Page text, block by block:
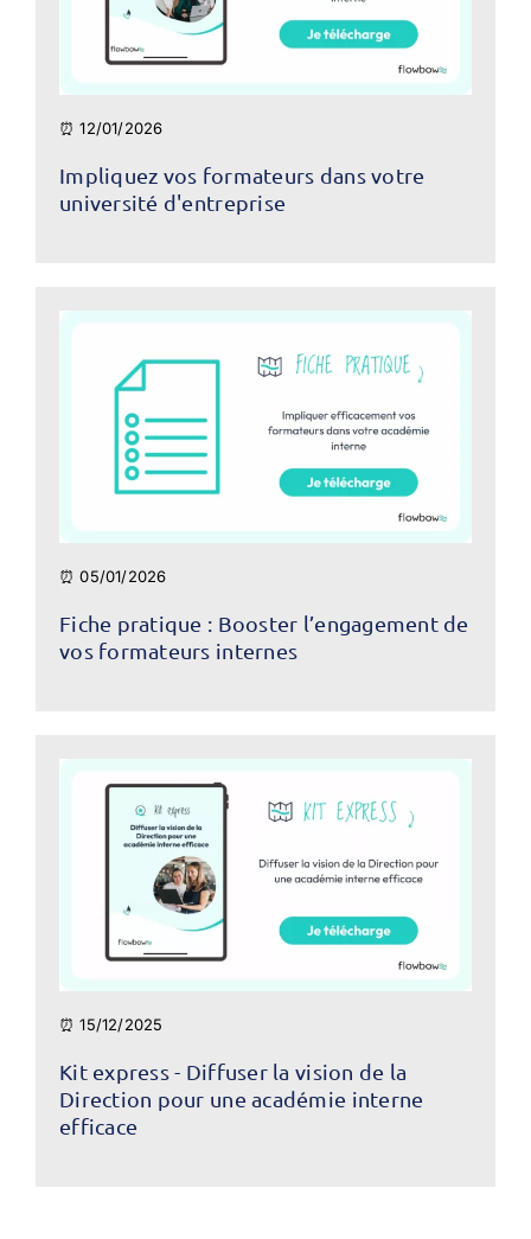
⏰ 12/01/2026
Impliquez vos formateurs dans votre
université d'entreprise
⏰ 05/01/2026
Fiche pratique : Booster l’engagement de
vos formateurs internes
⏰ 15/12/2025
Kit express - Diffuser la vision de la
Direction pour une académie interne
efficace